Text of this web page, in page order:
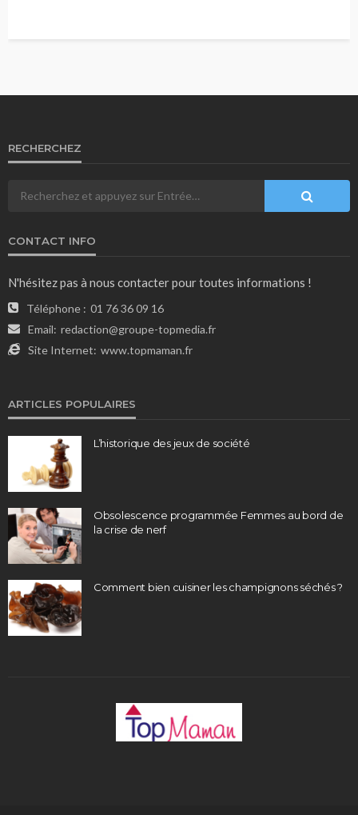
RECHERCHEZ
CONTACT INFO
N'hésitez pas à nous contacter pour toutes informations !
Téléphone : 01 76 36 09 16
Email: redaction@groupe-topmedia.fr
Site Internet: www.topmaman.fr
ARTICLES POPULAIRES
L’historique des jeux de société
Obsolescence programmée Femmes au bord de
la crise de nerf
Comment bien cuisiner les champignons séchés ?